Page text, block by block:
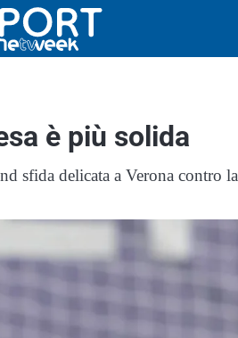
è più solida
sfida delicata a Verona contro la